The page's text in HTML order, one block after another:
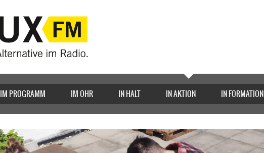
IM PROGRAMM IM OHR IN HALT IN AKTION IN FORMATION